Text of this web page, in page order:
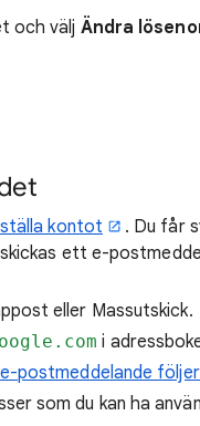
och välj Ändra
kontot
. Du får
ett e-
eller Massutskick.
i
postmeddelande
som du kan ha